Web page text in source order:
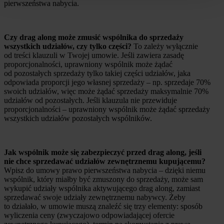
pierwszeństwa nabycia.
Czy drag along może zmusić wspólnika do sprzedaży
wszystkich udziałów, czy tylko części? To zależy wyłącznie
od treści klauzuli w Twojej umowie. Jeśli zawiera zasadę
proporcjonalności, uprawniony wspólnik może żądać
od pozostałych sprzedaży tylko takiej części udziałów, jaka
odpowiada proporcji jego własnej sprzedaży – np. sprzedaje 70%
swoich udziałów, więc może żądać sprzedaży maksymalnie 70%
udziałów od pozostałych. Jeśli klauzula nie przewiduje
proporcjonalności – uprawniony wspólnik może żądać sprzedaży
wszystkich udziałów pozostałych wspólników.
Jak wspólnik może się zabezpieczyć przed drag along, jeśli
nie chce sprzedawać udziałów zewnętrznemu kupującemu?
Wpisz do umowy prawo pierwszeństwa nabycia – dzięki niemu
wspólnik, który miałby być zmuszony do sprzedaży, może sam
wykupić udziały wspólnika aktywującego drag along, zamiast
sprzedawać swoje udziały zewnętrznemu nabywcy. Żeby
to działało, w umowie muszą znaleźć się trzy elementy: sposób
wyliczenia ceny (zwyczajowo odpowiadającej ofercie